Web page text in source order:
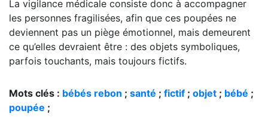
La vigilance médicale consiste donc à accompagner
les personnes fragilisées, afin que ces poupées ne
deviennent pas un piège émotionnel, mais demeurent
ce qu’elles devraient être : des objets symboliques,
parfois touchants, mais toujours fictifs.
Mots clés : bébés rebon ; santé ; fictif ; objet ; bébé ;
poupée ;